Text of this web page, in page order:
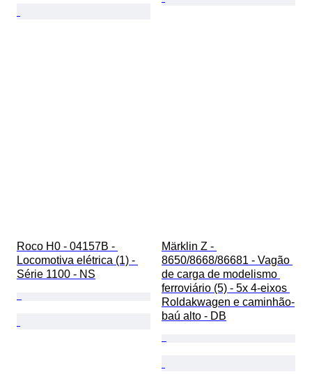
Roco H0 - 04157B -
Locomotiva elétrica (1) -
Série 1100 - NS
Märklin Z -
8650/8668/86681 - Vagão
de carga de modelismo
ferroviário (5) - 5x 4-eixos
Roldakwagen e caminhão-
baú alto - DB